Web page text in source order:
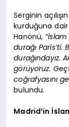
Serginin
kurduğuna
Hanönü, “İslam
durağı
durağındayız.
görüyoruz.
coğrafyasını
bulundu.
Madrid’in